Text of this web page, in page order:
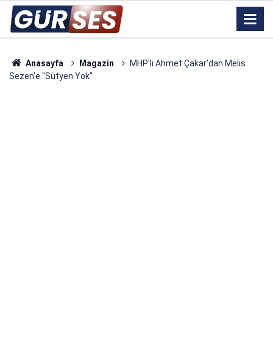
Anasayfa Magazin
MHP'li Ahmet Çakar'dan Melis
Sezen'e "Sütyen Yok"